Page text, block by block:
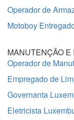
Operador de
Motoboy
MANUTENÇÃO E
Operador de
Empregado de
Governanta
Eletricista